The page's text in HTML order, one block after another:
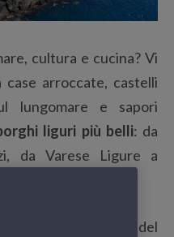
cultura e cucina? Vi
arroccate, castelli
lungomare e sapori
liguri più belli: da
da Varese Ligure a
a ridosso del